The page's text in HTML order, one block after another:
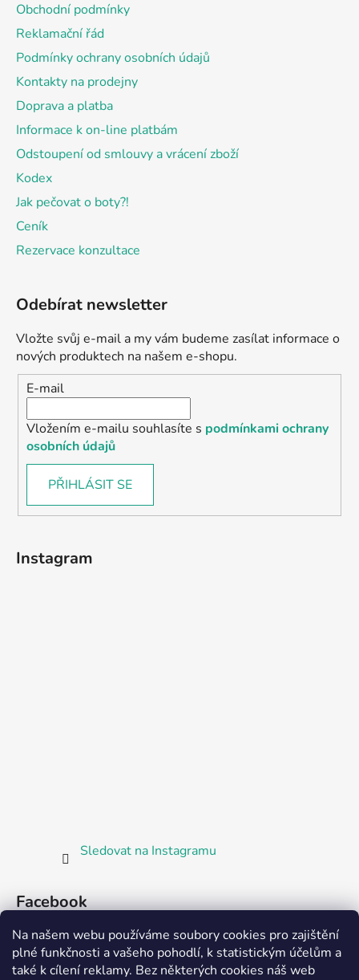
Na našem webu používáme soubory cookies pro zajištění
plné funkčnosti a vašeho pohodlí, k statistickým účelům a
také k cílení reklamy. Bez některých cookies náš web
Obchodní podmínky
Reklamační řád
Podmínky ochrany osobních údajů
Kontakty na prodejny
Doprava a platba
Informace k on-line platbám
Odstoupení od smlouvy a vrácení zboží
Kodex
Jak pečovat o boty?!
Ceník
Rezervace konzultace
Odebírat newsletter
Vložte svůj e-mail a my vám budeme zasílat informace o
nových produktech na našem e-shopu.
E-mail
Vložením e-mailu souhlasíte s podmínkami ochrany
osobních údajů
PŘIHLÁSIT SE
Instagram
Sledovat na Instagramu
Facebook